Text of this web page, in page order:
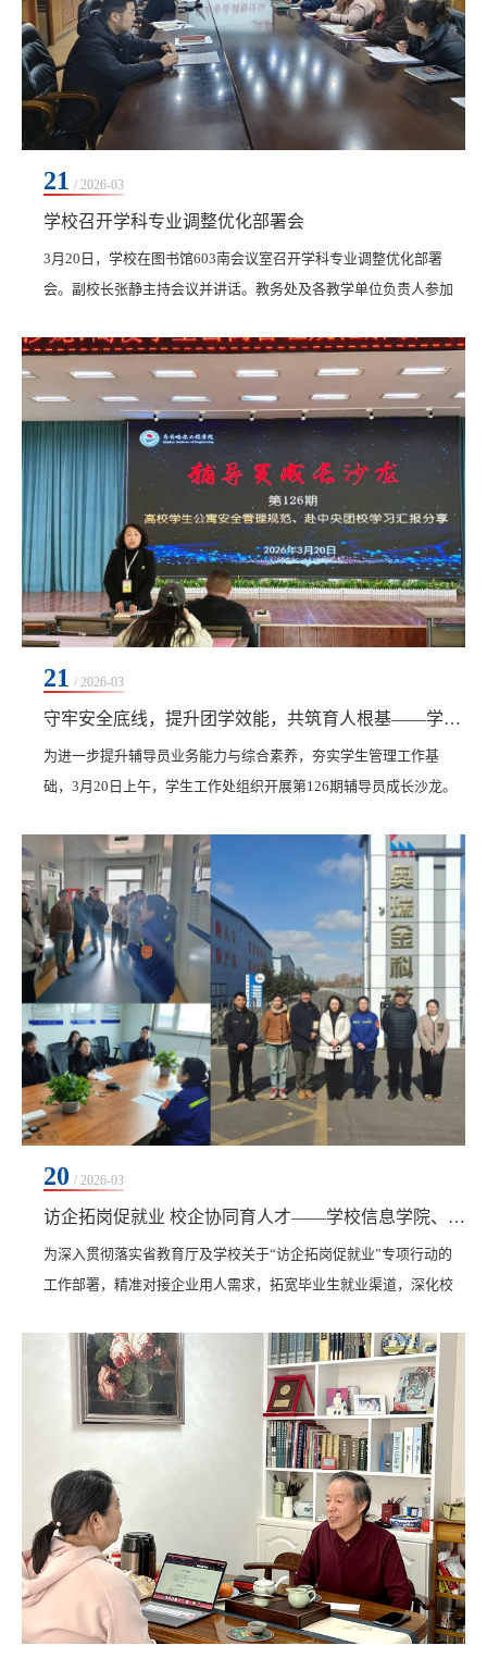
21 / 2026-03
学校召开学科专业调整优化部署会
​3月20日，学校在图书馆603南会议室召开学科专业调整优化部署
会。副校长张静主持会议并讲话。教务处及各教学单位负责人参加
部署我校2026—2028年学科专业调整优化工作方案制定工作。会
上，张静明确了工作方案编制的时间节点和核心内容。教务处作为
牵头部门，要统筹推进各项工作。牵头组建由省内外高水平专家构
成的论证团队；形成整体安排通知，明确时间、任务和责...
21 / 2026-03
守牢安全底线，提升团学效能，共筑育人根基——学生工作处组织开展第126期辅导员沙龙活动
​为进一步提升辅导员业务能力与综合素养，夯实学生管理工作基
础，3月20日上午，学生工作处组织开展第126期辅导员成长沙龙。
内容。全体辅导员参加学习交流。武装部部长、学生工作处副处长
孙晓芳围绕《高等学校学生公寓管理规范》进行专题解读，他结合
学校公寓管理实际，从规范适用范围、管理原则讲起，系统阐述公
寓安全管理责任分工、工作要求、评价改进等核心内容...
20 / 2026-03
访企拓岗促就业 校企协同育人才——学校信息学院、艺术与体育学院联合赴甘南开展访企拓岗活动
​为深入贯彻落实省教育厅及学校关于“访企拓岗促就业”专项行动的
工作部署，精准对接企业用人需求，拓宽毕业生就业渠道，深化校
陈景鑫指导下，信息学院、艺术与体育学院院长郝丽娜带领信息学
院电子商务专业长徐一楠、计算机科学与技术专业长韩楠楠、艺术
与体育学院动画专业长佟鑫、艺术与体育学院视觉传达设计专业长
王昀碧，电子商务专业教师刘玉洁、姚明超、周健...